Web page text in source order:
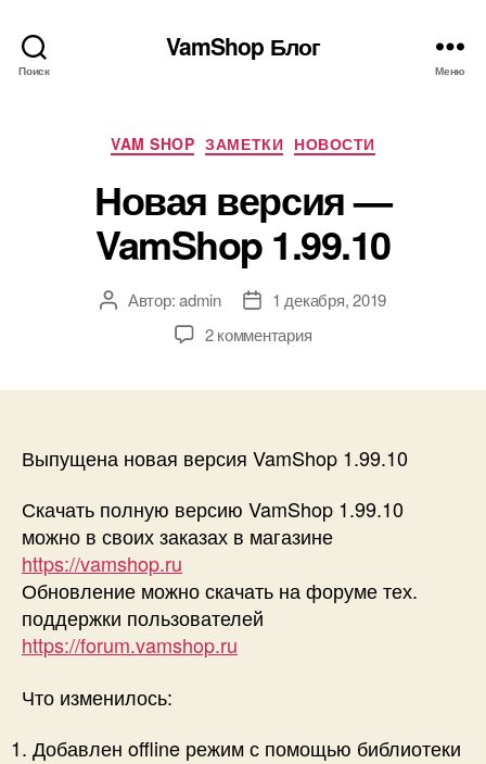
Поиск
VamShop Блог
Меню
Рубрики
VAM SHOP ЗАМЕТКИ НОВОСТИ
Новая версия —
VamShop 1.99.10
АвторАвтор:admin
Дата1 декабря, 2019
2 комментарияк
VamShop
1.99.10
Выпущена новая версия VamShop 1.99.10
Скачать полную версию VamShop 1.99.10
можно в своих заказах в магазине
https://vamshop.ru
Обновление можно скачать на форуме тех.
поддержки пользователей
https://forum.vamshop.ru
Что изменилось:
Добавлен offline режим с помощью библиотеки